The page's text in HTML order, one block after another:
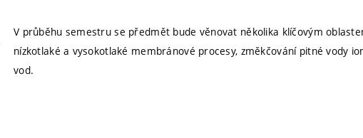
V průběhu semestru se předmět bude věnovat několika klíčovým
nízkotlaké a vysokotlaké membránové procesy, změkčování pitné vody
vod.